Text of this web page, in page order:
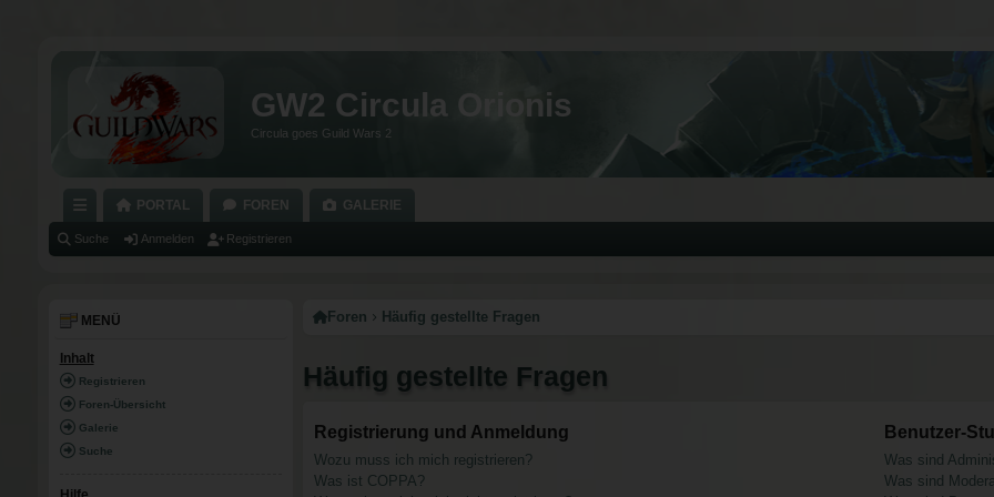
GW2 Circula Orionis
Circula goes Guild Wars 2
C
LL
Z
U
PORTAL FOREN GALERIE
Suche Anmelden Registrieren
Foren Häufig gestellte Fragen
Häufig gestellte Fragen
Registrierung und Anmeldung
Wozu muss ich mich registrieren?
Was ist COPPA?
Benutzer-
Was sind
Was sind
MENÜ
Inhalt
Registrieren
Foren-Übersicht
Galerie
Suche